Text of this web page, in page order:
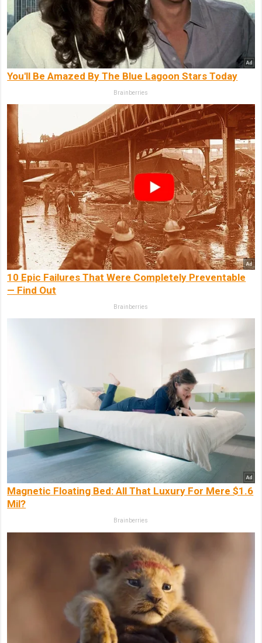
You'll Be Amazed By The Blue Lagoon Stars Today
Brainberries
10 Epic Failures That Were Completely Preventable
— Find Out
Brainberries
Magnetic Floating Bed: All That Luxury For Mere $1.6
Mil?
Brainberries